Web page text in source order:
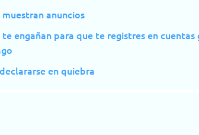
anuncios
engañan para que te registres en
en quiebra